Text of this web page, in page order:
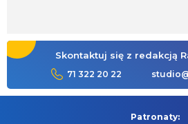
Skontaktuj się z redakcją
71 322 20 22
Patronaty: